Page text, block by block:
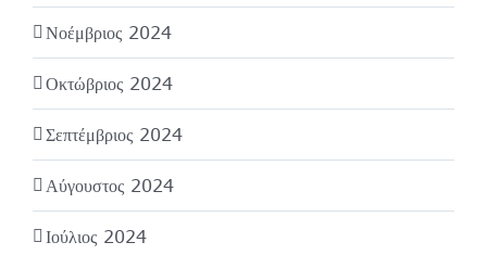
Νοέμβριος 2024
Οκτώβριος 2024
Σεπτέμβριος 2024
Αύγουστος 2024
Ιούλιος 2024